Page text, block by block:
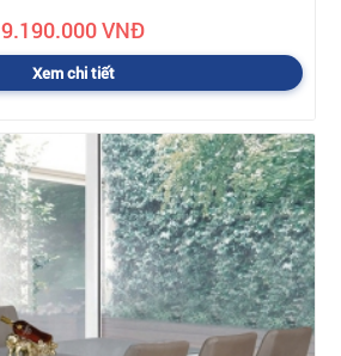
9.190.000 VNĐ
Xem chi tiết